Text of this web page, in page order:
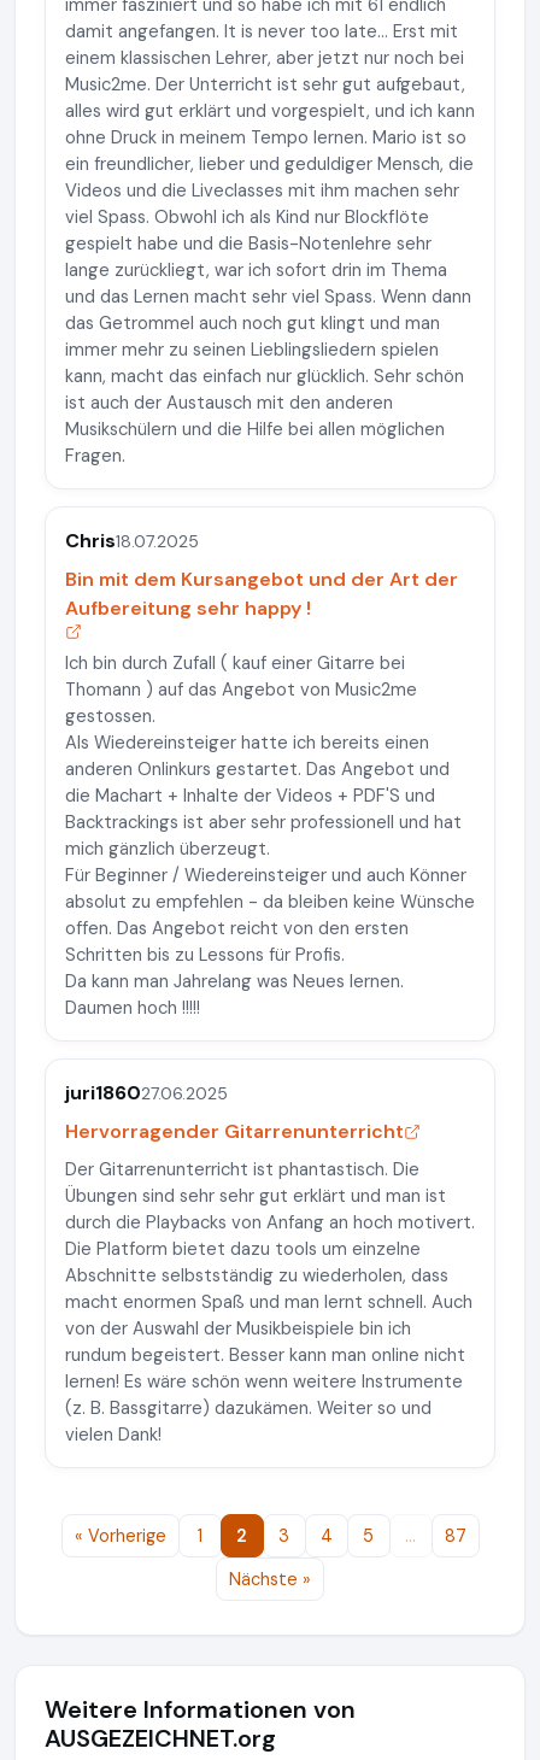
immer fasziniert und so habe ich mit 61 endlich
damit angefangen. It is never too late… Erst mit
einem klassischen Lehrer, aber jetzt nur noch bei
Music2me. Der Unterricht ist sehr gut aufgebaut,
alles wird gut erklärt und vorgespielt, und ich kann
ohne Druck in meinem Tempo lernen. Mario ist so
ein freundlicher, lieber und geduldiger Mensch, die
Videos und die Liveclasses mit ihm machen sehr
viel Spass. Obwohl ich als Kind nur Blockflöte
gespielt habe und die Basis-Notenlehre sehr
lange zurückliegt, war ich sofort drin im Thema
und das Lernen macht sehr viel Spass. Wenn dann
das Getrommel auch noch gut klingt und man
immer mehr zu seinen Lieblingsliedern spielen
kann, macht das einfach nur glücklich. Sehr schön
ist auch der Austausch mit den anderen
Musikschülern und die Hilfe bei allen möglichen
Fragen.
Chris18.07.2025
Bin mit dem Kursangebot und der Art der
Aufbereitung sehr happy !
Ich bin durch Zufall ( kauf einer Gitarre bei
Thomann ) auf das Angebot von Music2me
gestossen.
Als Wiedereinsteiger hatte ich bereits einen
anderen Onlinkurs gestartet. Das Angebot und
die Machart + Inhalte der Videos + PDF'S und
Backtrackings ist aber sehr professionell und hat
mich gänzlich überzeugt.
Für Beginner / Wiedereinsteiger und auch Könner
absolut zu empfehlen - da bleiben keine Wünsche
offen. Das Angebot reicht von den ersten
Schritten bis zu Lessons für Profis.
Da kann man Jahrelang was Neues lernen.
Daumen hoch !!!!!
juri186027.06.2025
Hervorragender Gitarrenunterricht
Der Gitarrenunterricht ist phantastisch. Die
Übungen sind sehr sehr gut erklärt und man ist
durch die Playbacks von Anfang an hoch motivert.
Die Platform bietet dazu tools um einzelne
Abschnitte selbstständig zu wiederholen, dass
macht enormen Spaß und man lernt schnell. Auch
von der Auswahl der Musikbeispiele bin ich
rundum begeistert. Besser kann man online nicht
lernen! Es wäre schön wenn weitere Instrumente
(z. B. Bassgitarre) dazukämen. Weiter so und
vielen Dank!
« Vorherige 1 2 3 4 5 …
87
Nächste »
Weitere Informationen von
AUSGEZEICHNET.org